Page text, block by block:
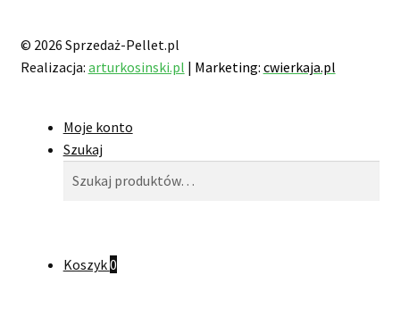
© 2026 Sprzedaż-Pellet.pl
Realizacja: arturkosinski.pl | Marketing: cwierkaja.pl
Moje konto
Szukaj
Koszyk0